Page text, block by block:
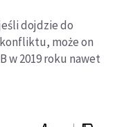
dojdzie do
może on
w 2019 roku nawet